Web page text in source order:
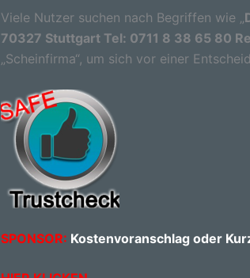
Viele Nutzer suchen nach Begriffen wie „
70327 Stuttgart Tel: 0711 8 38 65 80
„Scheinfirma“, um sich vor einer
SPONSOR: Kostenvoranschlag oder